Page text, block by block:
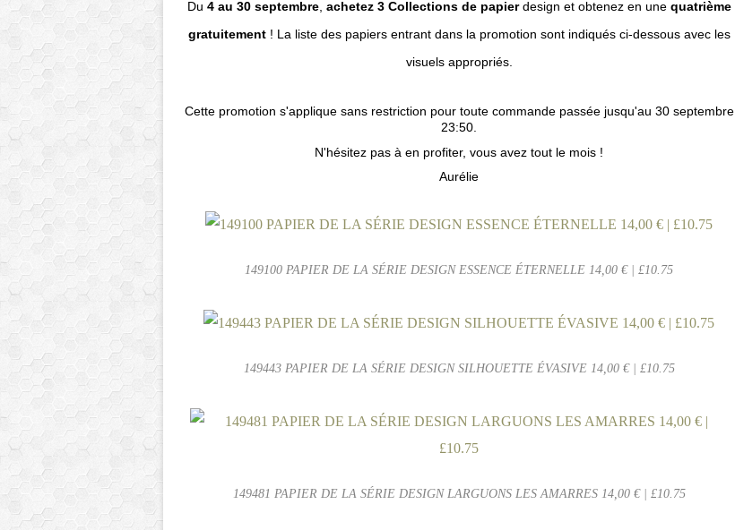
Du 4 au 30 septembre, achetez 3 Collections de papierdesign et obtenez en une quatrième
gratuitement! La liste des papiers entrant dans la promotion sont indiqués ci-dessous avec les
visuels appropriés.
Cette promotion s'applique sans restriction pour toute commande passée jusqu'au 30 septembre
23:50.
N'hésitez pas à en profiter, vous avez tout le mois !
Aurélie
149100 PAPIER DE LA SÉRIE DESIGN ESSENCE ÉTERNELLE 14,00 € | £10.75
149443 PAPIER DE LA SÉRIE DESIGN SILHOUETTE ÉVASIVE 14,00 € | £10.75
149481 PAPIER DE LA SÉRIE DESIGN LARGUONS LES AMARRES 14,00 € | £10.75